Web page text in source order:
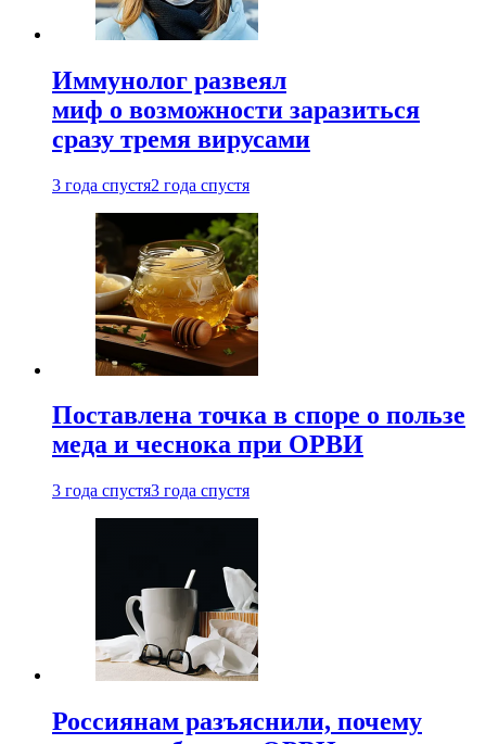
Иммунолог развеял
миф о возможности заразиться
сразу тремя вирусами
3 года спустя2 года спустя
Поставлена точка в споре о пользе
меда и чеснока при ОРВИ
3 года спустя3 года спустя
Россиянам разъяснили, почему